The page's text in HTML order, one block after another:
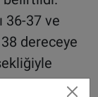
36-37 ve
dereceye
artıyor.